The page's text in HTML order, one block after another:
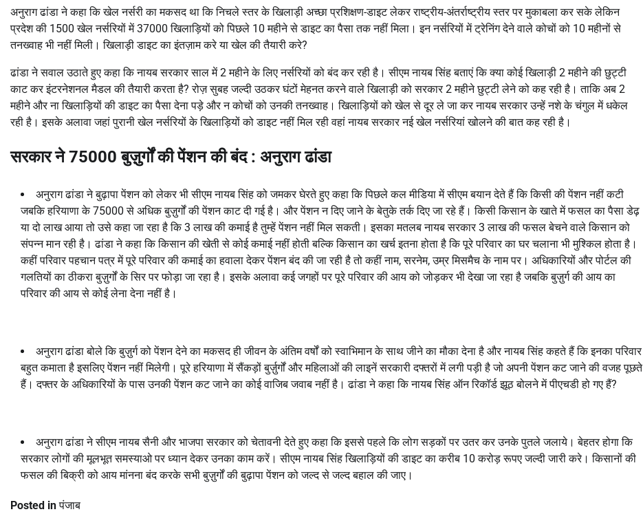
अनुराग ढांडा ने कहा कि खेल नर्सरी का मकसद था कि निचले स्तर के खिलाड़ी अच्छा प्रशिक्षण-डाइट लेकर राष्ट्रीय-अंतर्राष्ट्रीय स्तर पर मुकाबला कर सके लेकिन
प्रदेश की 1500 खेल नर्सरियों में 37000 खिलाड़ियों को पिछले 10 महीने से डाइट का पैसा तक नहीं मिला। इन नर्सरियों में ट्रेनिंग देने वाले कोचों को 10 महीनों से
तनख्वाह भी नहीं मिली। खिलाड़ी डाइट का इंतज़ाम करे या खेल की तैयारी करे?
ढांडा ने सवाल उठाते हुए कहा कि नायब सरकार साल में 2 महीने के लिए नर्सरियों को बंद कर रही है। सीएम नायब सिंह बताएं कि क्या कोई खिलाड़ी 2 महीने की छुट्टी
काट कर इंटरनेशनल मैडल की तैयारी करता है? रोज़ सुबह जल्दी उठकर घंटों मेहनत करने वाले खिलाड़ी को सरकार 2 महीने छुट्टी लेने को कह रही है। ताकि अब 2
महीने और ना खिलाड़ियों की डाइट का पैसा देना पड़े और न कोचों को उनकी तनख्वाह। खिलाड़ियों को खेल से दूर ले जा कर नायब सरकार उन्हें नशे के चंगुल में धकेल
रही है। इसके अलावा जहां पुरानी खेल नर्सरियों के खिलाड़ियों को डाइट नहीं मिल रही वहां नायब सरकार नई खेल नर्सरियां खोलने की बात कह रही है।
सरकार ने 75000 बुज़ुर्गों की पेंशन की बंद : अनुराग ढांडा
अनुराग ढांडा ने बुढ़ापा पेंशन को लेकर भी सीएम नायब सिंह को जमकर घेरते हुए कहा कि पिछले कल मीडिया में सीएम बयान देते हैं कि किसी की पेंशन नहीं कटी
जबकि हरियाणा के 75000 से अधिक बुज़ुर्गों की पेंशन काट दी गई है। और पेंशन न दिए जाने के बेतुके तर्क दिए जा रहे हैं। किसी किसान के खाते में फसल का पैसा डेढ़
या दो लाख आया तो उसे कहा जा रहा है कि 3 लाख की कमाई है तुम्हें पेंशन नहीं मिल सकती। इसका मतलब नायब सरकार 3 लाख की फसल बेचने वाले किसान को
संपन्न मान रही है। ढांडा ने कहा कि किसान की खेती से कोई कमाई नहीं होती बल्कि किसान का खर्च इतना होता है कि पूरे परिवार का घर चलाना भी मुश्किल होता है।
कहीं परिवार पहचान पत्र में पूरे परिवार की कमाई का हवाला देकर पेंशन बंद की जा रही है तो कहीं नाम, सरनेम, उम्र मिसमैच के नाम पर। अधिकारियों और पोर्टल की
गलतियों का ठीकरा बुज़ुर्गों के सिर पर फोड़ा जा रहा है। इसके अलावा कई जगहों पर पूरे परिवार की आय को जोड़कर भी देखा जा रहा है जबकि बुज़ुर्ग की आय का
परिवार की आय से कोई लेना देना नहीं है।
अनुराग ढांडा बोले कि बुज़ुर्ग को पेंशन देने का मकसद ही जीवन के अंतिम वर्षों को स्वाभिमान के साथ जीने का मौका देना है और नायब सिंह कहते हैं कि इनका परिवार
बहुत कमाता है इसलिए पेंशन नहीं मिलेगी। पूरे हरियाणा में सैंकड़ों बुर्ज़ुर्गों और महिलाओं की लाइनें सरकारी दफ्तरों में लगी पड़ी है जो अपनी पेंशन कट जाने की वजह पूछते
हैं। दफ्तर के अधिकारियों के पास उनकी पेंशन कट जाने का कोई वाजिब जवाब नहीं है। ढांडा ने कहा कि नायब सिंह ऑन रिकॉर्ड झूठ बोलने में पीएचडी हो गए हैं?
अनुराग ढांडा ने सीएम नायब सैनी और भाजपा सरकार को चेतावनी देते हुए कहा कि इससे पहले कि लोग सड़कों पर उतर कर उनके पुतले जलाये। बेहतर होगा कि
सरकार लोगों की मूलभूत समस्याओ पर ध्यान देकर उनका काम करें। सीएम नायब सिंह खिलाड़ियों की डाइट का करीब 10 करोड़ रूपए जल्दी जारी करे। किसानों की
फसल की बिक्री को आय मांनना बंद करके सभी बुज़ुर्गों की बुढ़ापा पेंशन को जल्द से जल्द बहाल की जाए।
Posted inपंजाब